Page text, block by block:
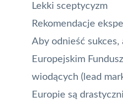
Lekki sceptycyzm
Rekomendacje
Aby odnieść
Europejskim
wiodących (lead
Europie są